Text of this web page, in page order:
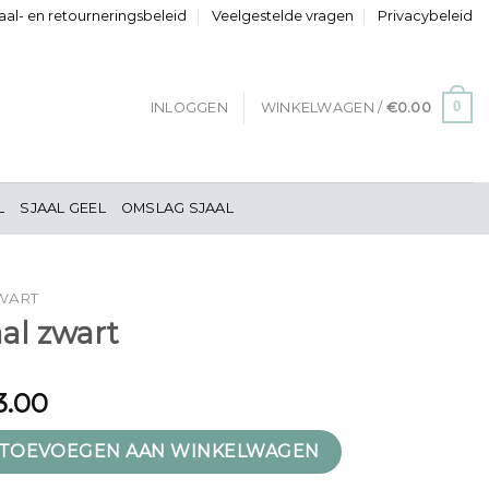
en retourneringsbeleid Veelgestelde vragen Privacybeleid
INLOGGEN WINKELWAGEN / €0.00 0
SJAAL GEEL OMSLAG SJAAL
zwart
TOEVOEGEN AAN WINKELWAGEN